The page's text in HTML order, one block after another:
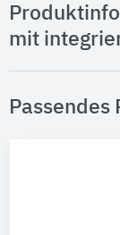
mit
Passendes